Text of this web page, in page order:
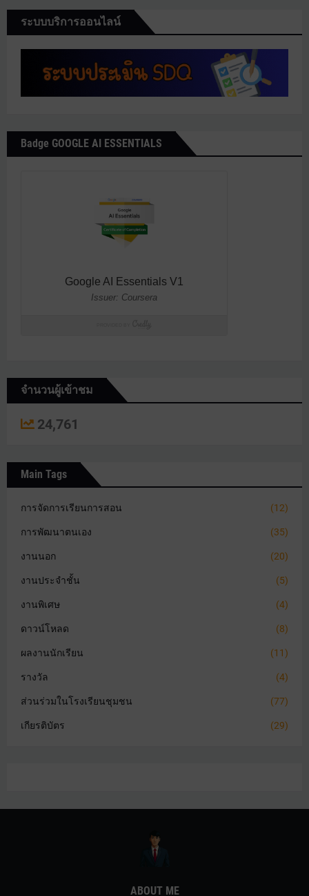
ระบบบริการออนไลน์
Badge GOOGLE AI ESSENTIALS
จำนวนผู้เข้าชม
24,761
Main Tags
การจัดการเรียนการสอน (12)
การพัฒนาตนเอง (35)
งานนอก (20)
งานประจำชั้น (5)
งานพิเศษ (4)
ดาวน์โหลด (8)
ผลงานนักเรียน (11)
รางวัล (4)
ส่วนร่วมในโรงเรียนชุมชน (77)
เกียรติบัตร (29)
ABOUT ME